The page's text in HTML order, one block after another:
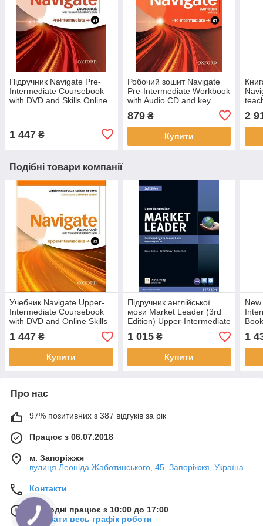
Підручник Navigate Pre-
Intermediate Coursebook
with DVD and Skills Online
1 447 ₴
Робочий зошит Navigate
Pre-Intermediate Workbook
with Audio CD and key
879₴
Купити
2
Подібні товари компанії
Учебник Navigate Upper-
Intermediate Coursebook
with DVD and Online Skills
1 447 ₴
Купити
Підручник англійської
мови Market Leader (3rd
Edition) Upper-Intermediate
Coursebook with DVD-
ROM and
1 015₴
Купити
1
Про нас
97% позитивних з 387 відгуків за рік
Працює з 06.07.2018
м. Запоріжжя
вулиця Леоніда Жаботинського, 45, Запоріжжя, Україна
Контакти
Сьогодні працює з 10:00 до 17:00
Показати весь графік роботи